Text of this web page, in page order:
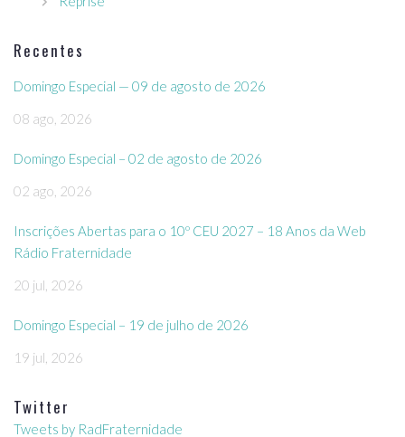
Recentes
Domingo Especial — 09 de agosto de 2026
08 ago, 2026
Domingo Especial – 02 de agosto de 2026
02 ago, 2026
Inscrições Abertas para o 10º CEU 2027 – 18 Anos da Web
Rádio Fraternidade
20 jul, 2026
Domingo Especial – 19 de julho de 2026
19 jul, 2026
Twitter
Tweets by RadFraternidade